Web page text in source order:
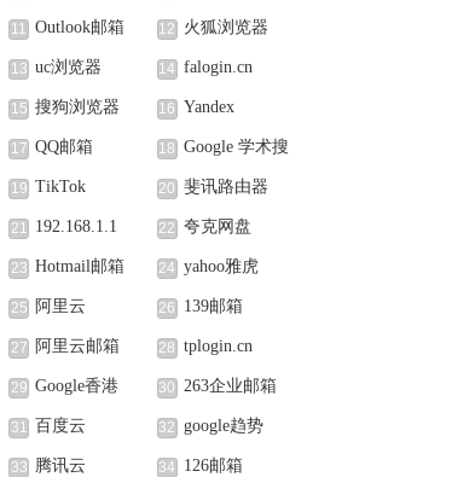
11 Outlook邮箱 12 火狐浏览器
13 uc浏览器 14 falogin.cn
15 搜狗浏览器 16 Yandex
17 QQ邮箱 18 Google 学术搜
索
19 TikTok 20 斐讯路由器
21 192.168.1.1 22 夸克网盘
23 Hotmail邮箱 24 yahoo雅虎
25 阿里云 26 139邮箱
27 阿里云邮箱 28 tplogin.cn
29 Google香港 30 263企业邮箱
31 百度云 32 google趋势
33 腾讯云 34 126邮箱